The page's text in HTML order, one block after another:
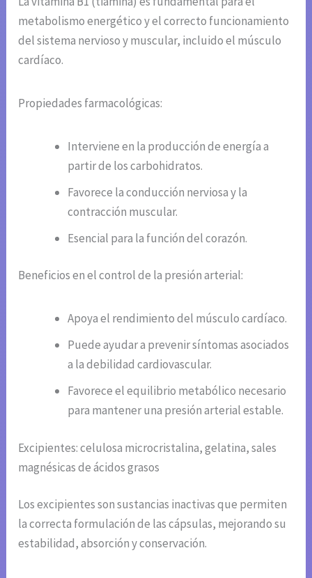
metabolismo energético y el correcto funcionamiento
del sistema nervioso y muscular, incluido el músculo
cardíaco.
Propiedades farmacológicas:
Interviene en la producción de energía a
partir de los carbohidratos.
Favorece la conducción nerviosa y la
contracción muscular.
Esencial para la función del corazón.
Beneficios en el control de la presión arterial:
Apoya el rendimiento del músculo cardíaco.
Puede ayudar a prevenir síntomas asociados
a la debilidad cardiovascular.
Favorece el equilibrio metabólico necesario
para mantener una presión arterial estable.
Excipientes: celulosa microcristalina, gelatina, sales
magnésicas de ácidos grasos
Los excipientes son sustancias inactivas que permiten
la correcta formulación de las cápsulas, mejorando su
estabilidad, absorción y conservación.